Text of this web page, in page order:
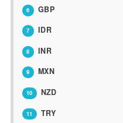
6 GBP
7 IDR
8 INR
9 MXN
10 NZD
11 TRY